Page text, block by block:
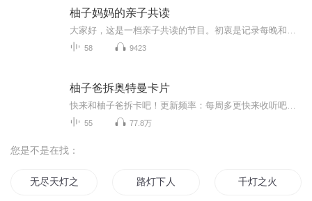
柚子妈妈的亲子共读
58 9423
柚子爸拆奥特曼卡片
55 77.8万
您是不是在找：
无尽天灯之神战 路灯下人 千灯之火